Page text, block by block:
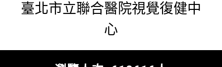
臺北市立聯合醫院視覺復健中
心